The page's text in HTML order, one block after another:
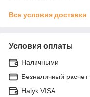
Все условия доставки
Условия оплаты
Наличными
Безналичный расчет
Halyk VISA